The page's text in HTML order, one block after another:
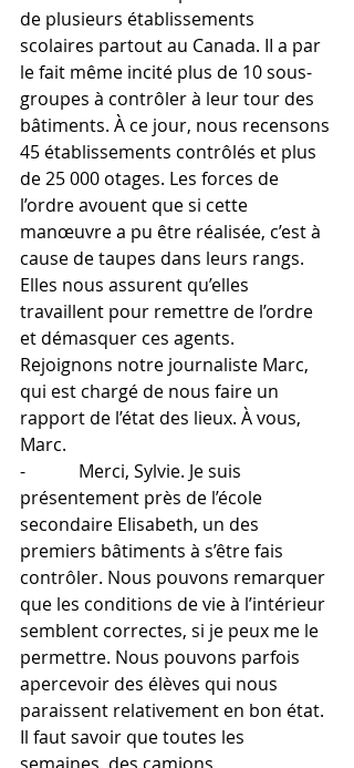
de plusieurs établissements
scolaires partout au Canada. II a par
le fait même incité plus de 10 sous-
groupes à contrôler à leur tour des
bâtiments. À ce jour, nous recensons
45 établissements contrôlés et plus
de 25 000 otages. Les forces de
l’ordre avouent que si cette
manœuvre a pu être réalisée, c’est à
cause de taupes dans leurs rangs.
Elles nous assurent qu’elles
travaillent pour remettre de l’ordre
et démasquer ces agents.
Rejoignons notre journaliste Marc,
qui est chargé de nous faire un
rapport de l’état des lieux. À vous,
Marc.
-            Merci, Sylvie. Je suis
présentement près de l’école
secondaire Elisabeth, un des
premiers bâtiments à s’être fais
contrôler. Nous pouvons remarquer
que les conditions de vie à l’intérieur
semblent correctes, si je peux me le
permettre. Nous pouvons parfois
apercevoir des élèves qui nous
paraissent relativement en bon état.
Il faut savoir que toutes les